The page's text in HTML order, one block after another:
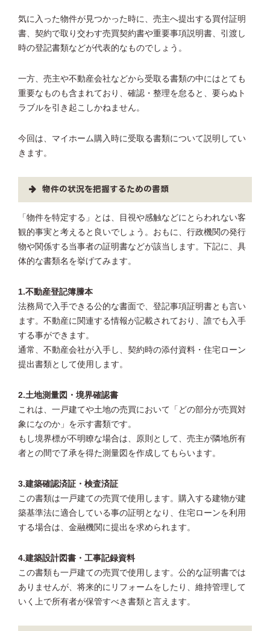
気に入った物件が見つかった時に、売主へ提出する買付証明
書、契約で取り交わす売買契約書や重要事項説明書、引渡し
時の登記書類などが代表的なものでしょう。
一方、売主や不動産会社などから受取る書類の中にはとても
重要なものも含まれており、確認・整理を怠ると、要らぬト
ラブルを引き起こしかねません。
今回は、マイホーム購入時に受取る書類について説明してい
きます。
物件の状況を把握するための書類
「物件を特定する」とは、目視や感触などにとらわれない客
観的事実と考えると良いでしょう。おもに、行政機関の発行
物や関係する当事者の証明書などが該当します。下記に、具
体的な書類名を挙げてみます。
1.不動産登記簿謄本
法務局で入手できる公的な書面で、登記事項証明書とも言い
ます。不動産に関連する情報が記載されており、誰でも入手
する事ができます。
通常、不動産会社が入手し、契約時の添付資料・住宅ローン
提出書類として使用します。
2.土地測量図・境界確認書
これは、一戸建てや土地の売買において「どの部分が売買対
象になのか」を示す書類です。
もし境界標が不明瞭な場合は、原則として、売主が隣地所有
者との間で了承を得た測量図を作成してもらいます。
3.建築確認済証・検査済証
この書類は一戸建ての売買で使用します。購入する建物が建
築基準法に適合している事の証明となり、住宅ローンを利用
する場合は、金融機関に提出を求められます。
4.建築設計図書・工事記録資料
この書類も一戸建ての売買で使用します。公的な証明書では
ありませんが、将来的にリフォームをしたり、維持管理して
いく上で所有者が保管すべき書類と言えます。